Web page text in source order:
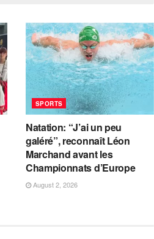
SPORTS
Natation: “J’ai un peu
galéré”, reconnaît Léon
Marchand avant les
Championnats d’Europe
August 2, 2026